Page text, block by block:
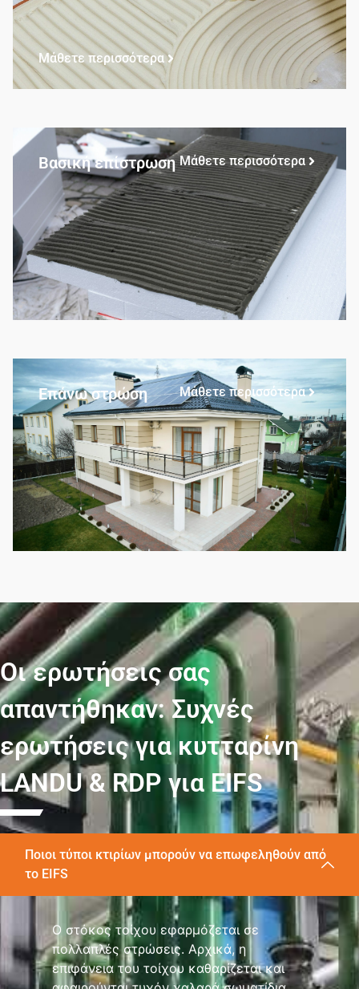
Μάθετε περισσότερα
Βασική επίστρωση Μάθετε περισσότερα
Επάνω στρώση Μάθετε περισσότερα
Οι ερωτήσεις σας
απαντήθηκαν: Συχνές
ερωτήσεις για κυτταρίνη
LANDU & RDP για EIFS
Ποιοι τύποι κτιρίων μπορούν να επωφεληθούν από
το EIFS
Ο στόκος τοίχου εφαρμόζεται σε
πολλαπλές στρώσεις. Αρχικά, η
επιφάνεια του τοίχου καθαρίζεται και